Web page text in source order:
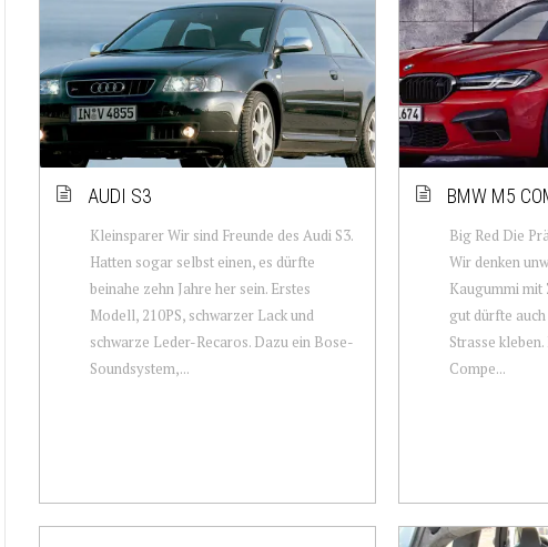
AUDI S3
Kleinsparer Wir sind Freunde des Audi S3.
Hatten sogar selbst einen, es dürfte
beinahe zehn Jahre her sein. Erstes
Modell, 210PS, schwarzer Lack und
schwarze Leder-Recaros. Dazu ein Bose-
Soundsystem,...
BMW M5
Big Red Die
Wir denken
Kaugummi mit
gut dürfte
Strasse
Compe...